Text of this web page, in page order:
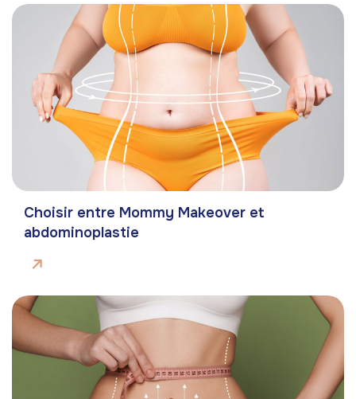
Choisir entre Mommy Makeover et
abdominoplastie